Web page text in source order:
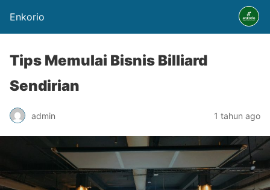
Enkorio
Tips Memulai Bisnis Billiard
Sendirian
admin 1 tahun ago